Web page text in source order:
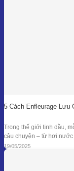
5 Cách Enfleurage
Trong thế giới tinh dầu,
câu chuyện – từ hơi nước
dòng chảy công nghệ ấy,
tại như một biểu tượng
19/05/2025